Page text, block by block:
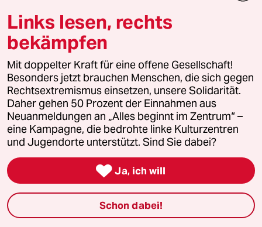
wollen und nicht von sozialen Almosen leben
wollen, eigene Wohnungen mieten und auch
selber bezahlen.
Dann sagt hier so gerne, die Asylsuchenden,
schau sie dir an, die tragen Markenkleider, die
haben ein Handy, ja gar ein Auto. Da können
die Deutschen beruhigt sein, das sind Leute
die hier arbeiten, Steuern zahlen, in den
Rententopf zahlen.
Noch etwas, keine Angst, die allerwenigsten
Asylsuchenden in Deutschland und die auch
Aufenthalt haben oder einen deutschen Pass,
kommen aus Afrika.
Informationen Statistiken genug im Internet.
Links lesen, rechts
bekämpfen
Mit doppelter Kraft für eine offene Gesellschaft!
Besonders jetzt brauchen Menschen, die sich gegen
Rechtsextremismus einsetzen, unsere Solidarität.
Daher gehen 50 Prozent der Einnahmen aus
Neuanmeldungen an „Alles beginnt im Zentrum“ –
eine Kampagne, die bedrohte linke Kulturzentren
und Jugendorte unterstützt. Sind Sie dabei?
 Ja, ich will
Schon dabei!